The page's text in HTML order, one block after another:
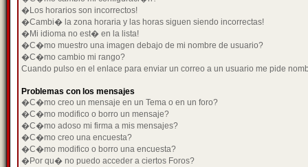
�Los horarios son incorrectos!
�Cambi� la zona horaria y las horas siguen siendo incorrectas!
�Mi idioma no est� en la lista!
�C�mo muestro una imagen debajo de mi nombre de usuario?
�C�mo cambio mi rango?
Cuando pulso en el enlace para enviar un correo a un usuario me pide
Problemas con los mensajes
�C�mo creo un mensaje en un Tema o en un foro?
�C�mo modifico o borro un mensaje?
�C�mo adoso mi firma a mis mensajes?
�C�mo creo una encuesta?
�C�mo modifico o borro una encuesta?
�Por qu� no puedo acceder a ciertos Foros?